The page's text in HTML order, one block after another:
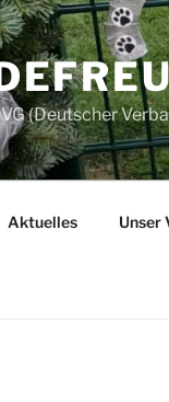
(Deutscher
Aktuelles Unser